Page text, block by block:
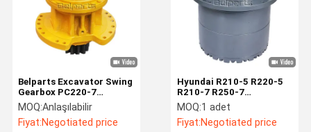
Belparts Excavator Swing
Gearbox PC220-7
Komatsu Swing
Reduction Assy için 206-
26-00401
MOQ:Anlaşılabilir
Fiyat:Negotiated price
Hyundai R210-5 R220-5
R210-7 R250-7
ekskavatör parçaları için
seyahat azaltma
şanzımanı 31EM-40010
MOQ:1 adet
Fiyat:Negotiated price